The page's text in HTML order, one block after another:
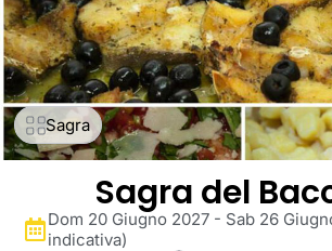
Sagra
Sagra del
Dom 20 Giugno 2027 - Sab 26
indicativa)